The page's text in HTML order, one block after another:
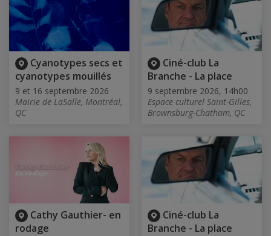
Cyanotypes secs et
cyanotypes mouillés
9 et 16 septembre 2026
Mairie de LaSalle, Montréal,
QC
Ciné-club La
Branche - La place
9 septembre 2026, 14h00
Espace culturel Saint-Gilles,
Brownsburg-Chatham, QC
Cathy Gauthier- en
rodage
Ciné-club La
Branche - La place